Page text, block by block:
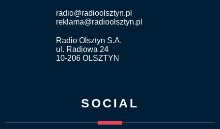
radio@radioolsztyn.pl
reklama@radioolsztyn.pl
Radio Olsztyn S.A.
ul. Radiowa 24
10-206 OLSZTYN
SOCIAL